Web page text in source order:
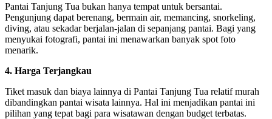
Pantai Tanjung Tua bukan hanya tempat untuk bersantai.
Pengunjung dapat berenang, bermain air, memancing, snorkeling,
diving, atau sekadar berjalan-jalan di sepanjang pantai. Bagi yang
menyukai fotografi, pantai ini menawarkan banyak spot foto
menarik.
4. Harga Terjangkau
Tiket masuk dan biaya lainnya di Pantai Tanjung Tua relatif murah
dibandingkan pantai wisata lainnya. Hal ini menjadikan pantai ini
pilihan yang tepat bagi para wisatawan dengan budget terbatas.